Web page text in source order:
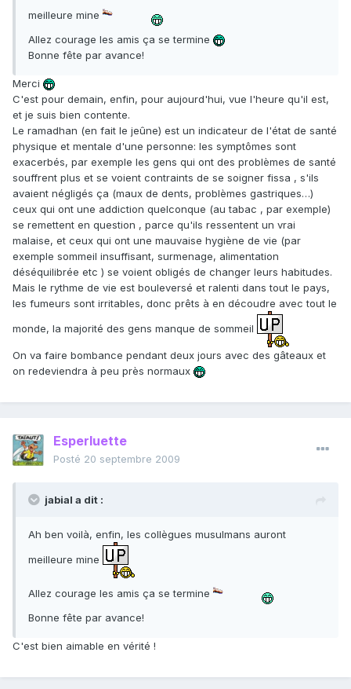
meilleure mine
Allez courage les amis ça se termine
Bonne fête par avance!
Merci
C'est pour demain, enfin, pour aujourd'hui, vue l'heure qu'il est,
et je suis bien contente.
Le ramadhan (en fait le jeûne) est un indicateur de l'état de santé
physique et mentale d'une personne: les symptômes sont
exacerbés, par exemple les gens qui ont des problèmes de santé
souffrent plus et se voient contraints de se soigner fissa , s'ils
avaient négligés ça (maux de dents, problèmes gastriques…)
ceux qui ont une addiction quelconque (au tabac , par exemple)
se remettent en question , parce qu'ils ressentent un vrai
malaise, et ceux qui ont une mauvaise hygiène de vie (par
exemple sommeil insuffisant, surmenage, alimentation
déséquilibrée etc ) se voient obligés de changer leurs habitudes.
Mais le rythme de vie est bouleversé et ralenti dans tout le pays,
les fumeurs sont irritables, donc prêts à en découdre avec tout le
monde, la majorité des gens manque de sommeil
On va faire bombance pendant deux jours avec des gâteaux et
on redeviendra à peu près normaux
Esperluette
Posté 20 septembre 2009
jabial a dit :
Ah ben voilà, enfin, les collègues musulmans auront
meilleure mine
Allez courage les amis ça se termine
Bonne fête par avance!
C'est bien aimable en vérité !